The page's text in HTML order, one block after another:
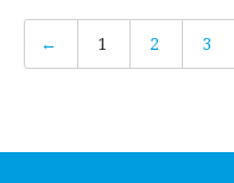
← 1 2 3